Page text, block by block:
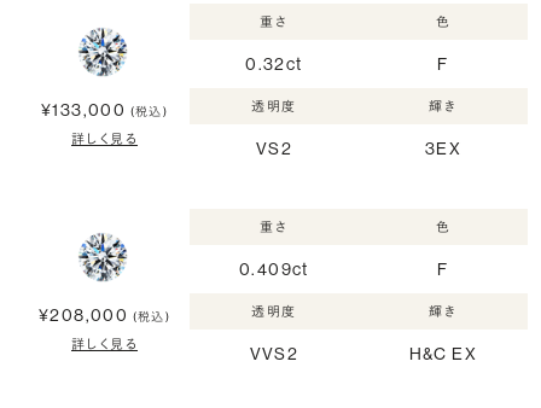
¥133,000 (税込)
詳しく見る
重さ
0.32ct
色
F
透明度
VS2
輝き
3EX
¥208,000 (税込)
詳しく見る
重さ
0.409ct
色
F
透明度
VVS2
輝き
H&C EX